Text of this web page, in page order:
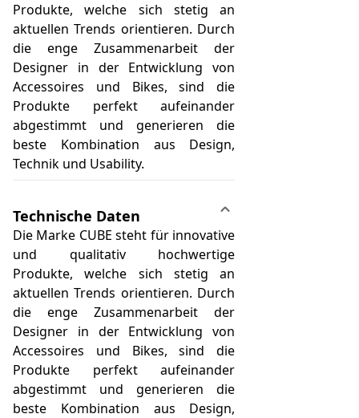
Produkte, welche sich stetig an
aktuellen Trends orientieren. Durch
die enge Zusammenarbeit der
Designer in der Entwicklung von
Accessoires und Bikes, sind die
Produkte perfekt aufeinander
abgestimmt und generieren die
beste Kombination aus Design,
Technik und Usability.
Technische Daten
Die Marke CUBE steht für innovative
und qualitativ hochwertige
Produkte, welche sich stetig an
aktuellen Trends orientieren. Durch
die enge Zusammenarbeit der
Designer in der Entwicklung von
Accessoires und Bikes, sind die
Produkte perfekt aufeinander
abgestimmt und generieren die
beste Kombination aus Design,